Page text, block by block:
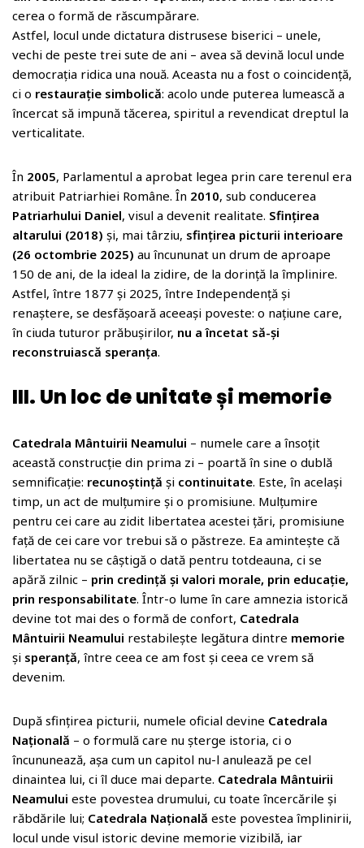
cerea o formă de răscumpărare.
Astfel, locul unde dictatura distrusese biserici – unele,
vechi de peste trei sute de ani – avea să devină locul unde
democrația ridica una nouă. Aceasta nu a fost o coincidență,
ci o restaurație simbolică: acolo unde puterea lumească a
încercat să impună tăcerea, spiritul a revendicat dreptul la
verticalitate.
În 2005, Parlamentul a aprobat legea prin care terenul era
atribuit Patriarhiei Române. În 2010, sub conducerea
Patriarhului Daniel, visul a devenit realitate. Sfințirea
altarului (2018) și, mai târziu, sfințirea picturii interioare
(26 octombrie 2025) au încununat un drum de aproape
150 de ani, de la ideal la zidire, de la dorință la împlinire.
Astfel, între 1877 și 2025, între Independență și
renaștere, se desfășoară aceeași poveste: o națiune care,
în ciuda tuturor prăbușirilor, nu a încetat să-și
reconstruiască speranța.
III. Un loc de unitate și memorie
Catedrala Mântuirii Neamului – numele care a însoțit
această construcție din prima zi – poartă în sine o dublă
semnificație: recunoștință și continuitate. Este, în același
timp, un act de mulțumire și o promisiune. Mulțumire
pentru cei care au zidit libertatea acestei țări, promisiune
față de cei care vor trebui să o păstreze. Ea amintește că
libertatea nu se câștigă o dată pentru totdeauna, ci se
apără zilnic – prin credință și valori morale, prin educație,
prin responsabilitate. Într-o lume în care amnezia istorică
devine tot mai des o formă de confort, Catedrala
Mântuirii Neamului restabilește legătura dintre memorie
și speranță, între ceea ce am fost și ceea ce vrem să
devenim.
După sfințirea picturii, numele oficial devine Catedrala
Națională – o formulă care nu șterge istoria, ci o
încununează, așa cum un capitol nu-l anulează pe cel
dinaintea lui, ci îl duce mai departe. Catedrala Mântuirii
Neamului este povestea drumului, cu toate încercările și
răbdările lui; Catedrala Națională este povestea împlinirii,
locul unde visul istoric devine memorie vizibilă, iar